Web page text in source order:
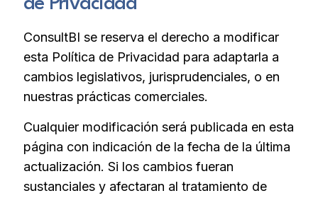
de Privacidad
ConsultBI se reserva el derecho a modificar
esta Política de Privacidad para adaptarla a
cambios legislativos, jurisprudenciales, o en
nuestras prácticas comerciales.
Cualquier modificación será publicada en esta
página con indicación de la fecha de la última
actualización. Si los cambios fueran
sustanciales y afectaran al tratamiento de